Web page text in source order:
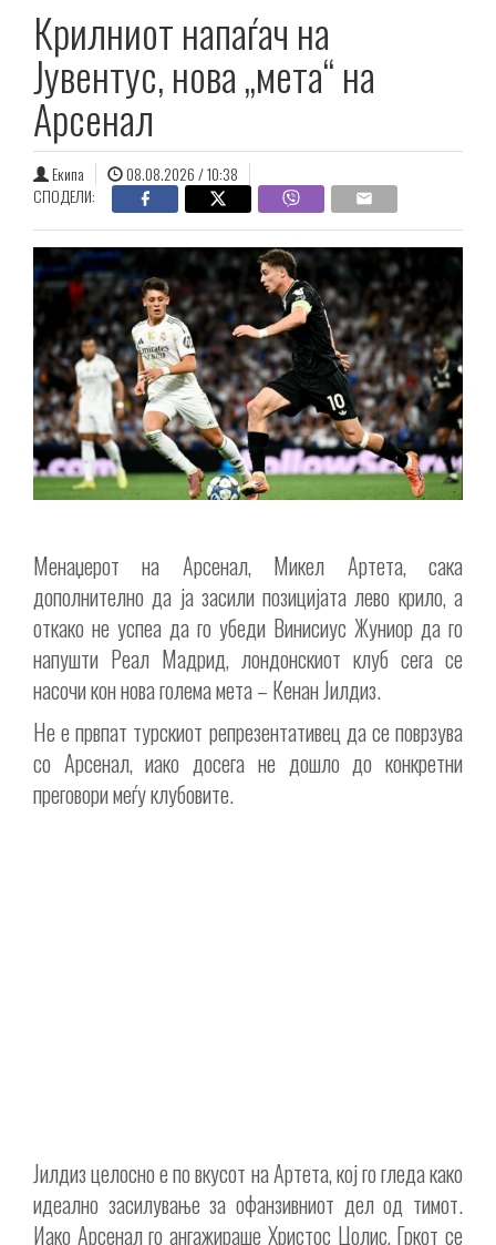
Крилниот напаѓач на
Јувентус, нова „мета“ на
Арсенал
Екипа
08.08.2026 / 10:38
СПОДЕЛИ:
Менаџерот на Арсенал, Микел Артета, сака
дополнително да ја засили позицијата лево крило, а
откако не успеа да го убеди Винисиус Жуниор да го
напушти Реал Мадрид, лондонскиот клуб сега се
насочи кон нова голема мета – Кенан Јилдиз.
Не е првпат турскиот репрезентативец да се поврзува
со Арсенал, иако досега не дошло до конкретни
преговори меѓу клубовите.
Јилдиз целосно е по вкусот на Артета, кој го гледа како
идеално засилување за офанзивниот дел од тимот.
Иако Арсенал го ангажираше Христос Цолис, Гркот се